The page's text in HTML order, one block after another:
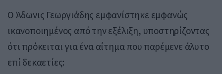
Ο Άδωνις Γεωργιάδης εμφανίστηκε εμφανώς
ικανοποιημένος από την εξέλιξη, υποστηρίζοντας
ότι πρόκειται για ένα αίτημα που παρέμενε άλυτο
επί δεκαετίες: